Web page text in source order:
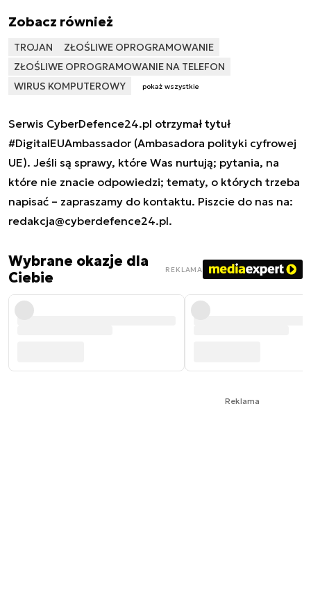
Zobacz również
TROJAN
ZŁOŚLIWE OPROGRAMOWANIE
ZŁOŚLIWE OPROGRAMOWANIE NA TELEFON
WIRUS KOMPUTEROWY
pokaż wszystkie
Serwis CyberDefence24.pl otrzymał tytuł
#DigitalEUAmbassador (Ambasadora polityki cyfrowej
UE). Jeśli są sprawy, które Was nurtują; pytania, na
które nie znacie odpowiedzi; tematy, o których trzeba
napisać – zapraszamy do kontaktu. Piszcie do nas na:
redakcja@cyberdefence24.pl.
Wybrane okazje dla
Ciebie
REKLAMA
Reklama